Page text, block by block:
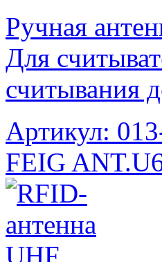
Ручная
Для
считывания
Артикул:
FEIG